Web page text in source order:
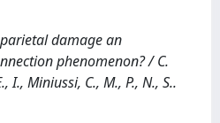
damage an
phenomenon? / C.
I., Miniussi, C., M., P., N., S..